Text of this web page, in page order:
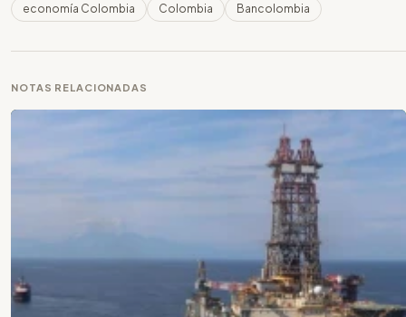
economía Colombia Colombia Bancolombia
NOTAS RELACIONADAS